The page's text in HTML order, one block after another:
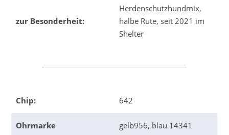
zur Besonderheit:
Herdenschutzhundmix,
halbe Rute, seit 2021 im
Shelter
Chip: 642
Ohrmarke gelb956, blau 14341